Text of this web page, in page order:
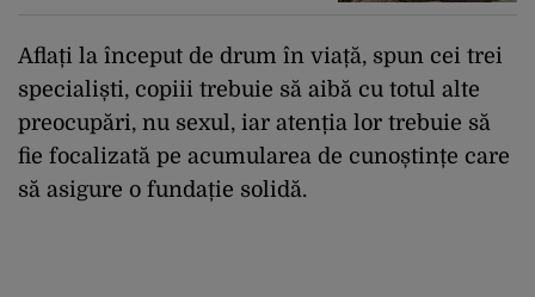
Aflați la început de drum în viață, spun cei trei
specialiști, copiii trebuie să aibă cu totul alte
preocupări, nu sexul, iar atenția lor trebuie să
fie focalizată pe acumularea de cunoștințe care
să asigure o fundație solidă.